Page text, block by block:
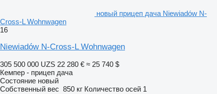
новый прицеп дача Niewiadów N-
Cross-L Wohnwagen
16
Niewiadów N-Cross-L Wohnwagen
305 500 000 UZS 22 280 € ≈ 25 740 $
Кемпер - прицеп дача
Состояние новый
Собственный вес 850 кг Количество осей 1